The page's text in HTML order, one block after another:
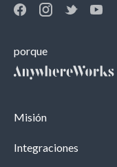
porque
Misión
Integraciones